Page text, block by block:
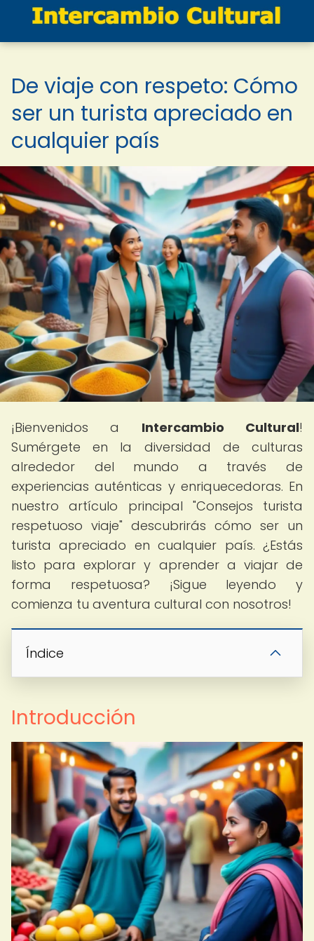
De viaje con respeto: Cómo
ser un turista apreciado en
cualquier país
¡Bienvenidos a Intercambio Cultural!
Sumérgete en la diversidad de culturas
alrededor del mundo a través de
experiencias auténticas y enriquecedoras. En
nuestro artículo principal "Consejos turista
respetuoso viaje" descubrirás cómo ser un
turista apreciado en cualquier país. ¿Estás
listo para explorar y aprender a viajar de
forma respetuosa? ¡Sigue leyendo y
comienza tu aventura cultural con nosotros!
Índice
Introducción